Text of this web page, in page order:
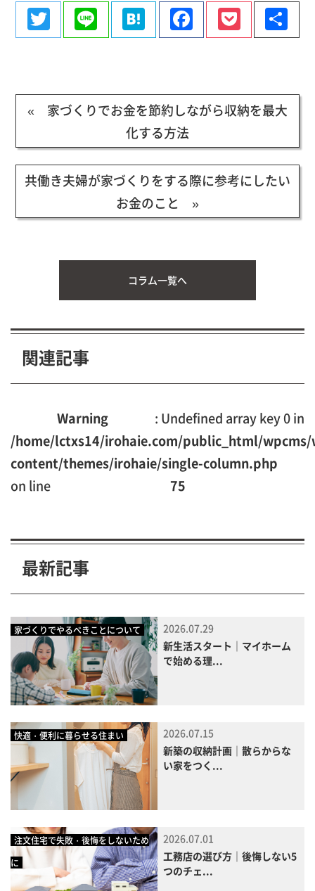
TwitterLine HatenaFacebook
Pocket
有
« 家づくりでお金を節約しながら収納を最大
化する方法
共働き夫婦が家づくりをする際に参考にしたい
お金のこと »
コラム一覧へ
関連記事
Warning
: Undefined array key 0 in
/home/lctxs14/irohaie.com/public_html/
content/themes/irohaie/single-column.php
on line
75
最新記事
家づくりでやるべきことについて
2026.07.29
新生活スタート｜マイホーム
で始める理...
快適・便利に暮らせる住まい
2026.07.15
新築の収納計画｜散らからな
い家をつく...
注文住宅で失敗・後悔をしないため
に
2026.07.01
工務店の選び方｜後悔しない5
つのチェ...